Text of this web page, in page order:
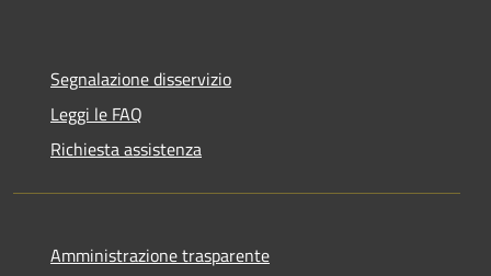
Segnalazione disservizio
Leggi le FAQ
Richiesta assistenza
Amministrazione trasparente